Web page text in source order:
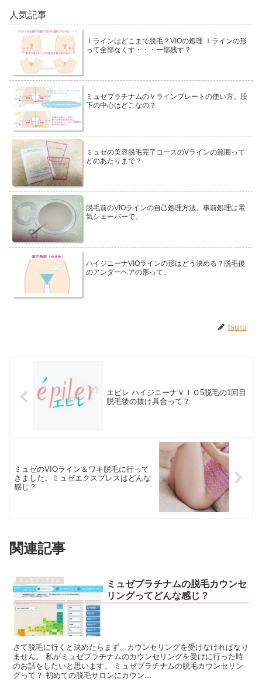
人気記事
Ｉラインはどこまで脱毛？VIOの処理 Ｉラインの形
って全部なくす・・・一部残す？
ミュゼプラチナムのＶラインプレートの使い方。股
下の中心はどこなの？
ミュゼの美容脱毛完了コースのVラインの範囲って
どのあたりまで？
脱毛前のVIOラインの自己処理方法。事前処理は電
気シェーバーで。
ハイジニーナVIOラインの形はどう決める？脱毛後
のアンダーヘアの形って。
tsuru
エピレ ハイジニーナＶＩＯ5脱毛の1回目
脱毛後の抜け具合って？
ミュゼのVIOライン＆ワキ脱毛に行って
きました。ミュゼエクスプレスはどんな
感じ？
関連記事
ミュゼプラチナム
ミュゼプラチナムの脱毛カウンセ
リングってどんな感じ？
さて脱毛に行くと決めたらまず、カウンセリングを受けなければなり
ません。 私がミュゼプラチナムのカウンセリングを受けに行った時
のお話をしたいと思います。 ミュゼプラチナムの脱毛カウンセリン
グって？ 初めての脱毛サロンにカウン...